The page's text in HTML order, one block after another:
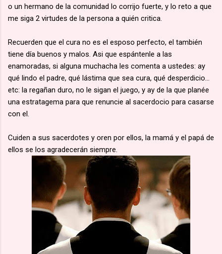
o un hermano de la comunidad lo corrijo fuerte, y lo reto a que
me siga 2 virtudes de la persona a quién critica.
Recuerden que el cura no es el esposo perfecto, el también
tiene día buenos y malos. Asi que espántenle a las
enamoradas, si alguna muchacha les comenta a ustedes: ay
qué lindo el padre, qué lástima que sea cura, qué desperdicio...
etc: la regañan duro, no le sigan el juego, y ay de la que planée
una estratagema para que renuncie al sacerdocio para casarse
con el.
Cuiden a sus sacerdotes y oren por ellos, la mamá y el papá de
ellos se los agradecerán siempre.